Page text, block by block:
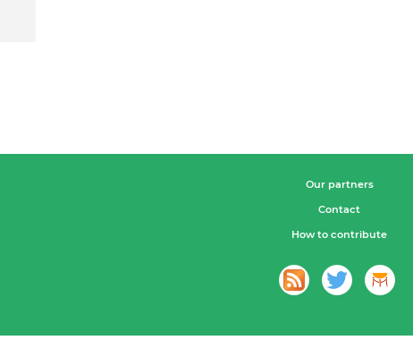
Our partners
Contact
How to contribute